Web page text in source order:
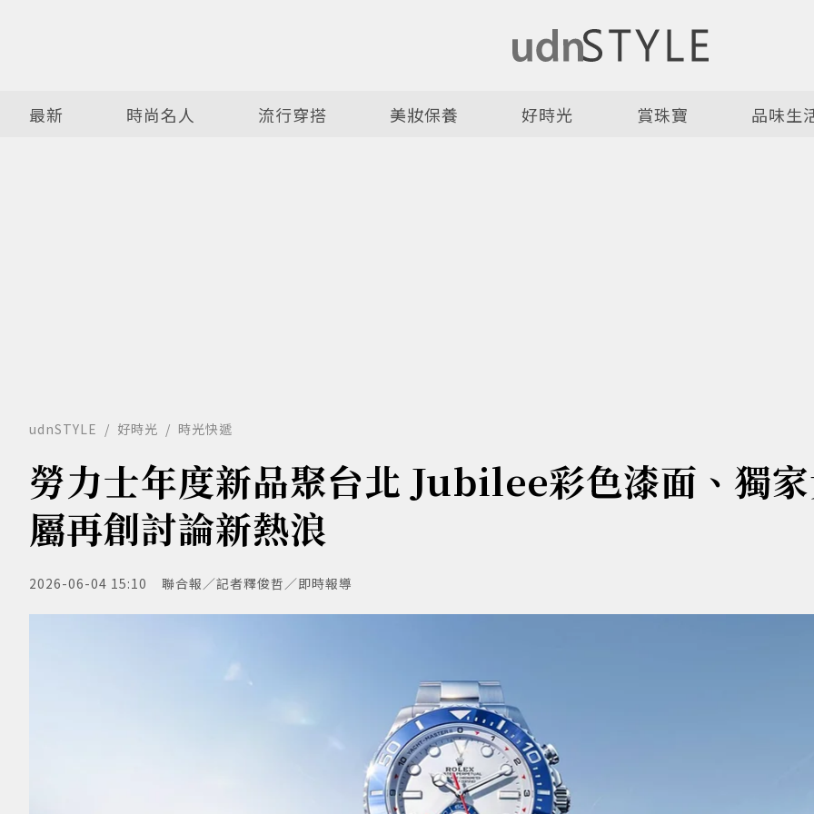
最新 時尚名人 流行穿搭 美妝保養 好時光 賞珠寶 品味生
udnSTYLE 好時光 時光快遞
勞力士年度新品聚台北 Jubilee彩色漆面、獨
屬再創討論新熱浪
2026-06-04 15:10 聯合報／記者釋俊哲／即時報導